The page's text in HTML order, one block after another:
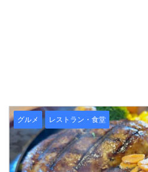
グルメ レストラン・食堂